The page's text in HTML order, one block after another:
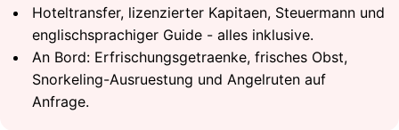
Hoteltransfer, lizenzierter Kapitaen, Steuermann und
englischsprachiger Guide - alles inklusive.
An Bord: Erfrischungsgetraenke, frisches Obst,
Snorkeling-Ausruestung und Angelruten auf
Anfrage.